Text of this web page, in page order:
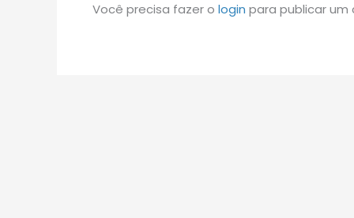
Você precisa fazer o login para publicar um